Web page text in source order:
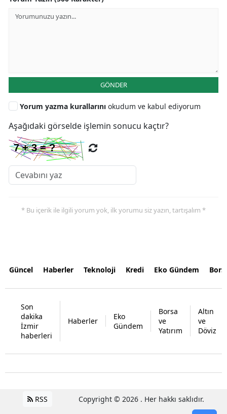
GÖNDER
Yorum yazma kurallarını okudum ve kabul ediyorum
Aşağıdaki görselde işlemin sonucu kaçtır?
* Bu içerik ile ilgili yorum yok, ilk yorumu siz yazın, tartışalım *
Güncel Haberler Teknoloji Kredi Eko Gündem
Son
dakika
İzmir
haberleri
Haberler
Eko
Gündem
Borsa
ve
Yatırım
Altın
ve
Döviz
RSS Copyright © 2026 . Her hakkı saklıdır.